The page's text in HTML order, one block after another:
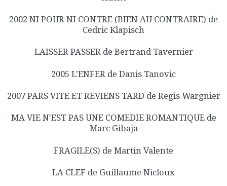
2002 NI POUR NI CONTRE (BIEN AU CONTRAIRE) de
Cedric Klapisch
LAISSER PASSER de Bertrand Tavernier
2005 L'ENFER de Danis Tanovic
2007 PARS VITE ET REVIENS TARD de Regis Wargnier
MA VIE N'EST PAS UNE COMEDIE ROMANTIQUE de
Marc Gibaja
FRAGILE(S) de Martin Valente
LA CLEF de Guillaume Nicloux